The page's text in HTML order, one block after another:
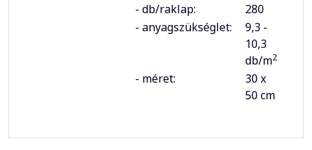
- db/raklap:
280
- anyagszükséglet:
9,3 -
10,3
db/m2
- méret:
30 x
50 cm